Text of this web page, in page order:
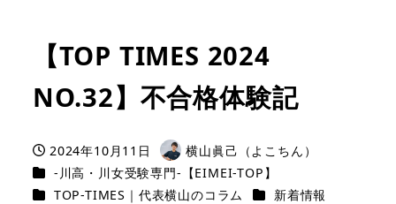
【TOP TIMES 2024
NO.32】不合格体験記
投稿日
2024年10月11日
著
者
横山眞己（よこちん）
カテゴリー
-川高・川女受験専門-【EIMEI-TOP】
カテゴリー
TOP-TIMES｜代表横山のコラム カテゴリー
新着情報